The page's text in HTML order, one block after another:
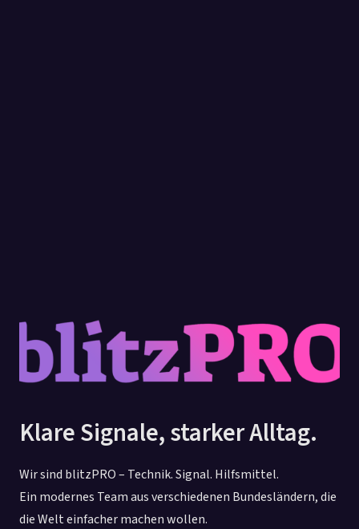
Klare Signale, starker Alltag.
Wir sind blitzPRO – Technik. Signal. Hilfsmittel.
Ein modernes Team aus verschiedenen Bundesländern, die
die Welt einfacher machen wollen.